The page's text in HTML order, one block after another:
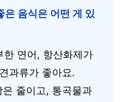
은 음식은 어떤 게 있
연어, 항산화제가
과류가 좋아요.
줄이고, 통곡물과